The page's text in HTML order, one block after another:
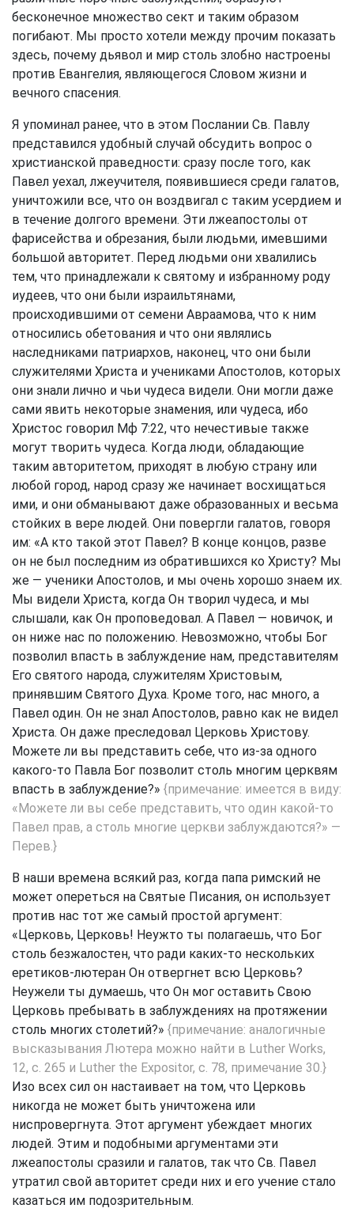
бесконечное множество сект и таким образом
погибают. Мы просто хотели между прочим показать
здесь, почему дьявол и мир столь злобно настроены
против Евангелия, являющегося Словом жизни и
вечного спасения.
Я упоминал ранее, что в этом Послании Св. Павлу
представился удобный случай обсудить вопрос о
христианской праведности: сразу после того, как
Павел уехал, лжеучителя, появившиеся среди галатов,
уничтожили все, что он воздвигал с таким усердием и
в течение долгого времени. Эти лжеапостолы от
фарисейства и обрезания, были людьми, имевшими
большой авторитет. Перед людьми они хвалились
тем, что принадлежали к святому и избранному роду
иудеев, что они были израильтянами,
происходившими от семени Авраамова, что к ним
относились обетования и что они являлись
наследниками патриархов, наконец, что они были
служителями Христа и учениками Апостолов, которых
они знали лично и чьи чудеса видели. Они могли даже
сами явить некоторые знамения, или чудеса, ибо
Христос говорил Мф 7:22, что нечестивые также
могут творить чудеса. Когда люди, обладающие
таким авторитетом, приходят в любую страну или
любой город, народ сразу же начинает восхищаться
ими, и они обманывают даже образованных и весьма
стойких в вере людей. Они повергли галатов, говоря
им: «А кто такой этот Павел? В конце концов, разве
он не был последним из обратившихся ко Христу? Мы
же — ученики Апостолов, и мы очень хорошо знаем их.
Мы видели Христа, когда Он творил чудеса, и мы
слышали, как Он проповедовал. А Павел — новичок, и
он ниже нас по положению. Невозможно, чтобы Бог
позволил впасть в заблуждение нам, представителям
Его святого народа, служителям Христовым,
принявшим Святого Духа. Кроме того, нас много, а
Павел один. Он не знал Апостолов, равно как не видел
Христа. Он даже преследовал Церковь Христову.
Можете ли вы представить себе, что из-за одного
какого-то Павла Бог позволит столь многим церквям
впасть в заблуждение?» {примечание: имеется в виду:
«Можете ли вы себе представить, что один какой-то
Павел прав, а столь многие церкви заблуждаются?» —
Перев.}
В наши времена всякий раз, когда папа римский не
может опереться на Святые Писания, он использует
против нас тот же самый простой аргумент:
«Церковь, Церковь! Неужто ты полагаешь, что Бог
столь безжалостен, что ради каких-то нескольких
еретиков-лютеран Он отвергнет всю Церковь?
Неужели ты думаешь, что Он мог оставить Свою
Церковь пребывать в заблуждениях на протяжении
столь многих столетий?» {примечание: аналогичные
высказывания Лютера можно найти в Luther Works,
12, с. 265 и Luther the Expositor, с. 78, примечание 30.}
Изо всех сил он настаивает на том, что Церковь
никогда не может быть уничтожена или
ниспровергнута. Этот аргумент убеждает многих
людей. Этим и подобными аргументами эти
лжеапостолы сразили и галатов, так что Св. Павел
утратил свой авторитет среди них и его учение стало
казаться им подозрительным.